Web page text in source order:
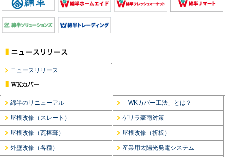
ニュースリリース
綿半のリニューアル 「WKカバー工法」とは？
屋根改修（スレート） ゲリラ豪雨対策
屋根改修（瓦棒葺） 屋根改修（折板）
外壁改修（各種） 産業用太陽光発電システム